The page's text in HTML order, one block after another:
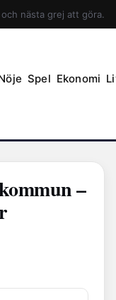
nästa grej att göra.
Spel Ekonomi
–